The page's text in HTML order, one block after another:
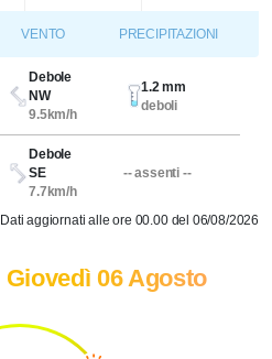
VENTO PRECIPITAZIONI
Debole
NW
9.5km/h
1.2 mm
deboli
Debole
SE
7.7km/h
-- assenti --
Dati aggiornati alle ore 00.00 del 06/08/2026
Giovedì 06 Agosto